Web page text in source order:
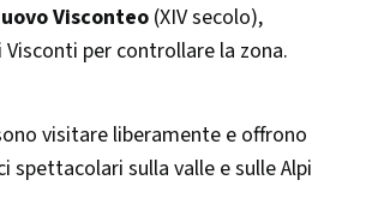
Visconteo (XIV secolo),
per controllare la zona.
visitare liberamente e offrono
spettacolari sulla valle e sulle Alpi